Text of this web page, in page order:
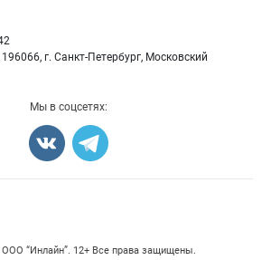
г. Санкт-Петербург, Московский
Мы в соцсетях:
ООО “Инлайн”. 12+ Все права защищены.